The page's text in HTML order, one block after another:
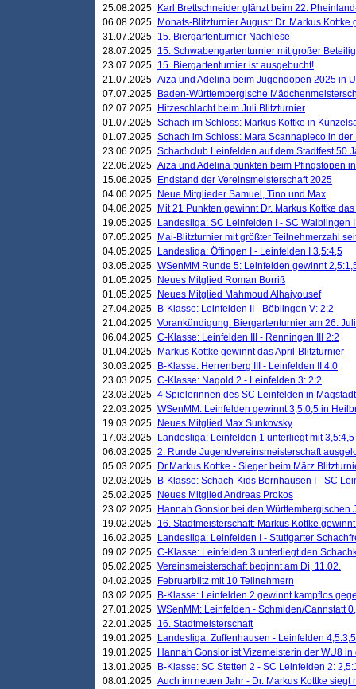
25.08.2025
Karl Brettschneider glänzt beim 22.
06.08.2025
Monats-Blitzturnier August: Dr. Markus Kottke
31.07.2025 15. Biergartenturnier Nachlese
28.07.2025 15. Schwabengartenturnier mit großer
23.07.2025 15. Biergartenturnier ist ausgebucht!
21.07.2025 Aiza und Adelina beim Jugendopen 2025 in
07.07.2025
Baden-Württembergische
02.07.2025
Hitzeschlacht beim Juli Blitzturnier
01.07.2025 Schach im Schloss: Markus Kottke in
01.07.2025 Schach im Schloss: Mara Scannapieco in der
23.06.2025 Schachclub Leinfelden auf dem Stadtfest 50
22.06.2025 Aiza und Adelina punkten beim Pfingstopen
15.06.2025
Endstand der Vereinsmeisterschaft 2025
04.06.2025
Neue Mitglieder Samuel, Tino und Max
04.06.2025
Mit 21 Punkten gewinnt Dr. Markus Kottke
19.05.2025
Landesliga: SC Leinfelden I - SC Waiblingen
07.05.2025
Mai-Blitzturnier mit größter Teilnehmerzahl
04.05.2025
Landesliga: Öffingen I - Leinfelden I 3,5:4,5
03.05.2025 WSenMM Runde 5: Leinfelden gewinnt
01.05.2025
Neues Mitglied Roman Borriß
01.05.2025
Neues Mitglied Mahmoud Alhajyousef
27.04.2025
B-Klasse: Leinfelden II - Böblingen V: 2:2
21.04.2025 Vorankündigung: Biergartenturnier am 26. Juli
06.04.2025 C-Klasse: Leinfelden III - Renningen III 2:2
01.04.2025
Markus Kottke gewinnt das April-Blitzturnier
30.03.2025
B-Klasse: Herrenberg III - Leinfelden II 4:0
23.03.2025 C-Klasse: Nagold 2 - Leinfelden 3: 2:2
23.03.2025 4 Spielerinnen des SC Leinfelden in Magstadt
22.03.2025 WSenMM: Leinfelden gewinnt 3,5:0,5 in
19.03.2025
Neues Mitglied Max Sunkovsky
17.03.2025
Landesliga: Leinfelden 1 unterliegt mit
06.03.2025 2. Runde Jugendvereinsmeisterschaft
05.03.2025
Dr.Markus Kottke - Sieger beim März
02.03.2025
B-Klasse: Schach-Kids Bernhausen I - SC
25.02.2025
Neues Mitglied Andreas Prokos
23.02.2025
Hannah Gonsior bei den Württembergischen
19.02.2025 16. Stadtmeisterschaft: Markus Kottke
16.02.2025
Landesliga: Leinfelden I - Stuttgarter
09.02.2025 C-Klasse: Leinfelden 3 unterliegt den
05.02.2025 Vereinsmeisterschaft beginnt am Di, 11.02.
04.02.2025
Februarblitz mit 10 Teilnehmern
03.02.2025
B-Klasse: Leinfelden 2 gewinnt kampflos
27.01.2025 WSenMM: Leinfelden - Schmiden/Cannstatt
22.01.2025 16. Stadtmeisterschaft
19.01.2025
Landesliga: Zuffenhausen - Leinfelden 4,5:3,5
19.01.2025
Hannah Gonsior ist Vizemeisterin der WU8 in
13.01.2025
B-Klasse: SC Stetten 2 - SC Leinfelden 2:
08.01.2025 Auch im neuen Jahr - Dr. Markus Kottke